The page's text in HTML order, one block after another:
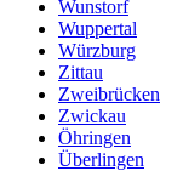
Wunstorf
Wuppertal
Würzburg
Zittau
Zweibrücken
Zwickau
Öhringen
Überlingen